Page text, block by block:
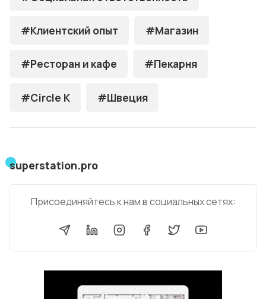
#Клиентский опыт #Магазин
#Ресторан и кафе #Пекарня
#Circle K #Швеция
superstation.pro
Присоединяйтесь к нам в социальных сетях: